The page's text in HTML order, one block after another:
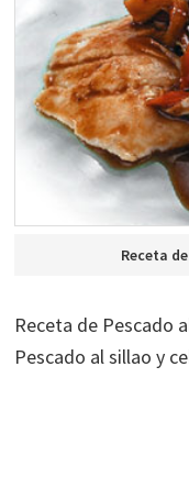
Receta
Receta de Pescado
Pescado al sillao y